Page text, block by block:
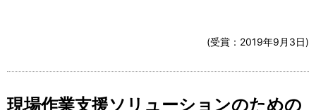
(受賞： 2019年9月3日)
現場作業支援ソリューションのための